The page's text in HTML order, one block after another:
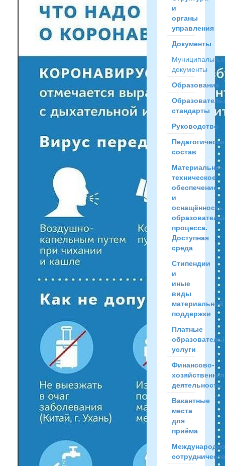
и
органы
управления
Документы
документы
Образование
стандарты
Руководство
состав
Материально-
техническое
обеспечение
и
оснащённость
процесса.
Доступная
среда
Стипендии
и
иные
виды
материальной
поддержки
Платные
услуги
Финансово-
хозяйственная
деятельность
Вакантные
места
для
приёма